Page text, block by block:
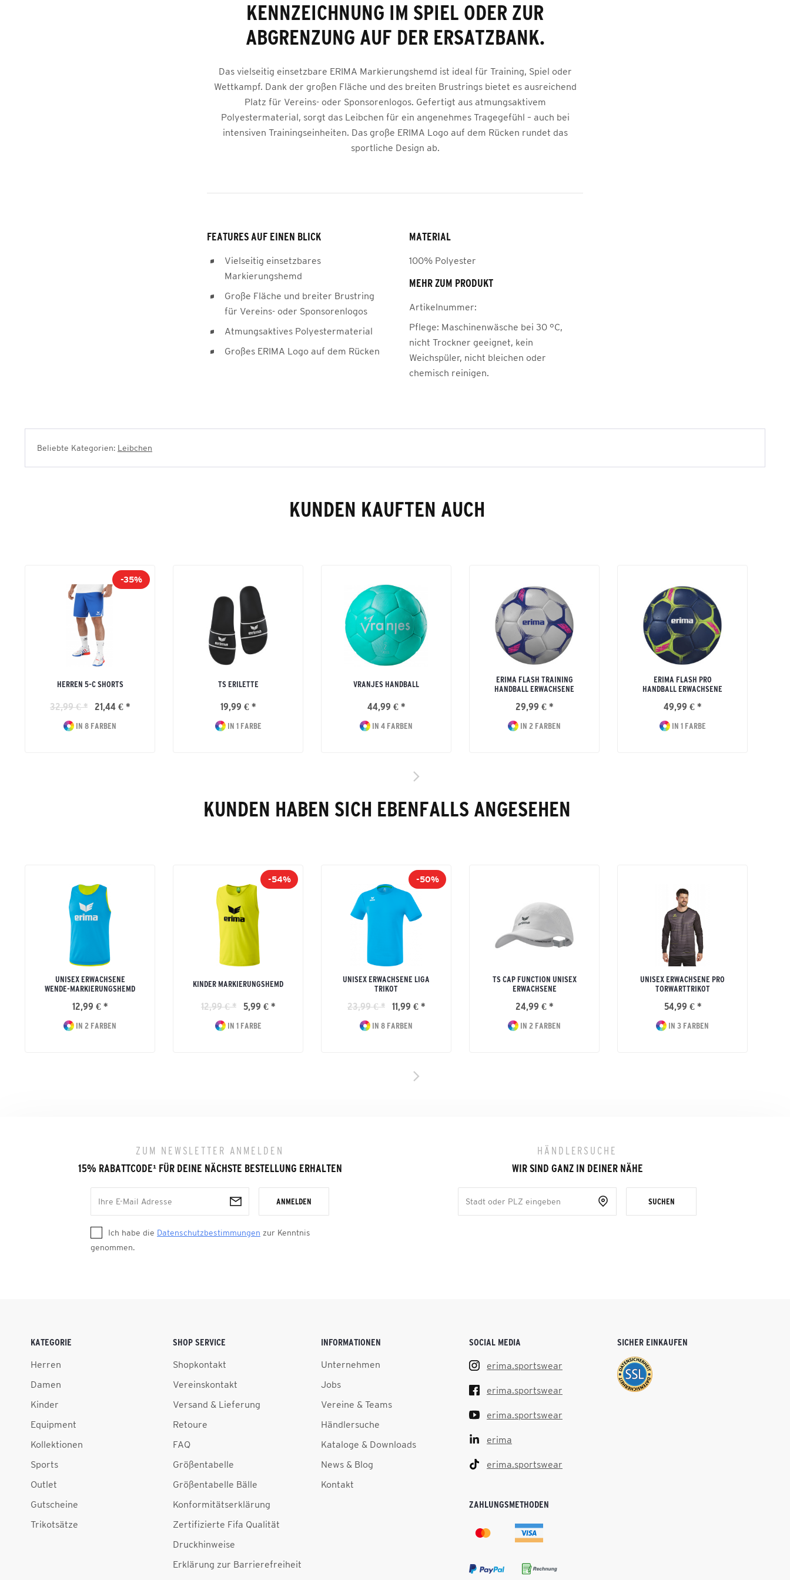
KENNZEICHNUNG IM SPIEL ODER ZUR
ABGRENZUNG AUF DER ERSATZBANK.
Das vielseitig einsetzbare ERIMA Markierungshemd ist ideal für Training, Spiel oder
Wettkampf. Dank der großen Fläche und des breiten Brustrings bietet es ausreichend
Platz für Vereins- oder Sponsorenlogos. Gefertigt aus atmungsaktivem
Polyestermaterial, sorgt das Leibchen für ein angenehmes Tragegefühl – auch bei
intensiven Trainingseinheiten. Das große ERIMA Logo auf dem Rücken rundet das
sportliche Design ab.
FEATURES AUF EINEN BLICK
Vielseitig einsetzbares
Markierungshemd
Große Fläche und breiter Brustring
für Vereins- oder Sponsorenlogos
Atmungsaktives Polyestermaterial
Großes ERIMA Logo auf dem Rücken
MATERIAL
100% Polyester
MEHR ZUM PRODUKT
Artikelnummer:
Pflege: Maschinenwäsche bei 30 °C,
nicht Trockner geeignet, kein
Weichspüler, nicht bleichen oder
chemisch reinigen.
Beliebte Kategorien: Leibchen
KUNDEN KAUFTEN AUCH
-35%
HERREN 5-C SHORTS
32,99 € * 21,44 € *
IN 8 FARBEN
TS ERILETTE
19,99 € *
IN 1 FARBE
VRANJES HANDBALL
44,99 € *
IN 4 FARBEN
ERIMA FLASH TRAINING
HANDBALL ERWACHSENE
29,99 € *
IN 2 FARBEN
ERIMA FLASH PRO
HANDBALL ERWACHSENE
49,99 € *
IN 1 FARBE
KUNDEN HABEN SICH EBENFALLS ANGESEHEN
UNISEX ERWACHSENE
WENDE-MARKIERUNGSHEMD
12,99 € *
IN 2 FARBEN
-54%
KINDER MARKIERUNGSHEMD
12,99 € * 5,99 € *
IN 1 FARBE
-50%
UNISEX ERWACHSENE LIGA
TRIKOT
23,99 € * 11,99 € *
IN 8 FARBEN
TS CAP FUNCTION UNISEX
ERWACHSENE
24,99 € *
IN 2 FARBEN
UNISEX ERWACHSENE PRO
TORWARTTRIKOT
54,99 € *
IN 3 FARBEN
ZUM NEWSLETTER ANMELDEN
15% RABATTCODE¹FÜR DEINE NÄCHSTE BESTELLUNG ERHALTEN
ANMELDEN
Ich habe die Datenschutzbestimmungen zur Kenntnis
genommen.
HÄNDLERSUCHE
WIR SIND GANZ IN DEINER NÄHE
SUCHEN
KATEGORIE
Herren
Damen
Kinder
Equipment
Kollektionen
Sports
Outlet
Gutscheine
Trikotsätze
SHOP SERVICE
Shopkontakt
Vereinskontakt
Versand & Lieferung
Retoure
FAQ
Größentabelle
Größentabelle Bälle
Konformitätserklärung
Zertifizierte Fifa Qualität
Druckhinweise
Erklärung zur Barrierefreiheit
INFORMATIONEN
Unternehmen
Jobs
Vereine & Teams
Händlersuche
Kataloge & Downloads
News & Blog
Kontakt
SOCIAL MEDIA
erima.sportswear
erima.sportswear
erima.sportswear
erima
erima.sportswear
ZAHLUNGSMETHODEN
SICHER EINKAUFEN